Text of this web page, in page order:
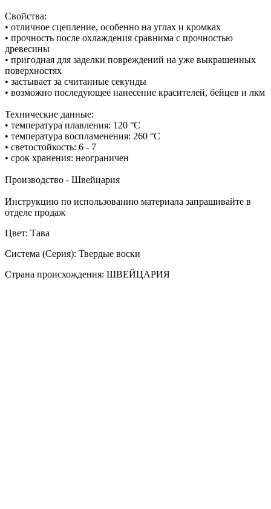
Свойства:
• отличное сцепление, особенно на углах и кромках
• прочность после охлаждения сравнима с прочностью
древесины
• пригодная для заделки повреждений на уже выкрашенных
поверхностях
• застывает за считанные секунды
• возможно последующее нанесение красителей, бейцев и лкм
Технические данные:
• температура плавления: 120 °С
• температура воспламенения: 260 °С
• светостойкость: 6 - 7
• срок хранения: неограничен
Производство - Швейцария
Инструкцию по использованию материала запрашивайте в
отделе продаж
Цвет: Тава
Система (Серия): Твердые воски
Страна происхождения: ШВЕЙЦАРИЯ